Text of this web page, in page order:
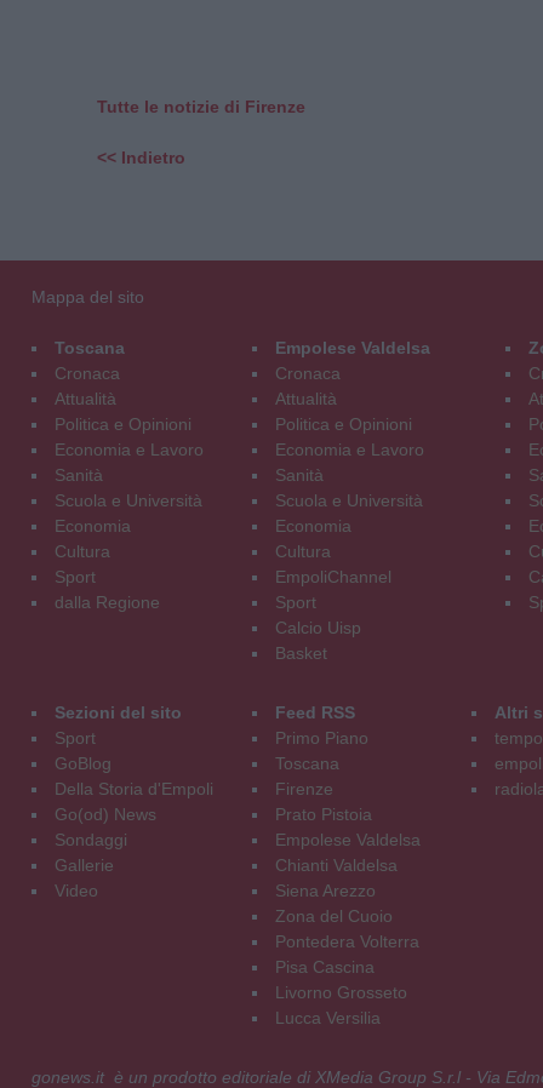
Tutte le notizie di Firenze
<< Indietro
Mappa del sito
Toscana
Cronaca
Attualità
Politica e Opinioni
Economia e Lavoro
Sanità
Scuola e Università
Economia
Cultura
Sport
dalla Regione
Empolese Valdelsa
Cronaca
Attualità
Politica e Opinioni
Economia e Lavoro
Sanità
Scuola e Università
Economia
Cultura
EmpoliChannel
Sport
Calcio Uisp
Basket
Sezioni del sito
Sport
GoBlog
Della Storia d'Empoli
Go(od) News
Sondaggi
Gallerie
Video
Feed RSS
Primo Piano
Toscana
Firenze
Prato Pistoia
Empolese Valdelsa
Chianti Valdelsa
Siena Arezzo
Zona del Cuoio
Pontedera Volterra
Pisa Cascina
Livorno Grosseto
Lucca Versilia
Altri
gonews.it è un prodotto editoriale di XMedia Group S.r.l - Via